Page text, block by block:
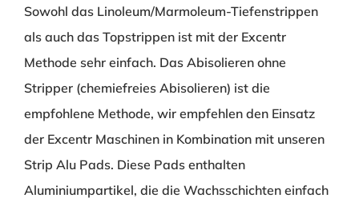
Sowohl das Linoleum/Marmoleum-Tiefenstrippen
als auch das Topstrippen ist mit der Excentr
Methode sehr einfach. Das Abisolieren ohne
Stripper (chemiefreies Abisolieren) ist die
empfohlene Methode, wir empfehlen den Einsatz
der Excentr Maschinen in Kombination mit unseren
Strip Alu Pads. Diese Pads enthalten
Aluminiumpartikel, die die Wachsschichten einfach